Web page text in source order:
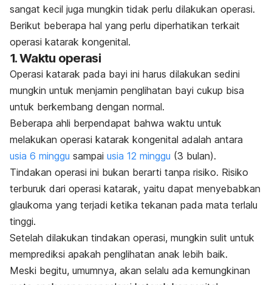
sangat kecil juga mungkin tidak perlu dilakukan operasi.
Berikut beberapa hal yang perlu diperhatikan terkait
operasi katarak kongenital.
1. Waktu operasi
Operasi katarak pada bayi ini harus dilakukan sedini
mungkin untuk menjamin penglihatan bayi cukup bisa
untuk berkembang dengan normal.
Beberapa ahli berpendapat bahwa waktu untuk
melakukan operasi katarak kongenital adalah antara
usia 6 minggu sampai usia 12 minggu (3 bulan).
Tindakan operasi ini bukan berarti tanpa risiko. Risiko
terburuk dari operasi katarak, yaitu dapat menyebabkan
glaukoma yang terjadi ketika tekanan pada mata terlalu
tinggi.
Setelah dilakukan tindakan operasi, mungkin sulit untuk
memprediksi apakah penglihatan anak lebih baik.
Meski begitu, umumnya, akan selalu ada kemungkinan